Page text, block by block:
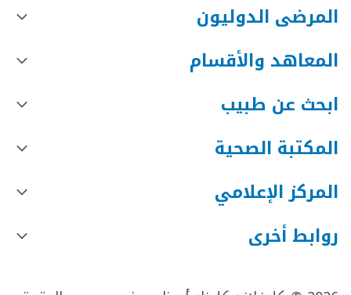
المرضى الدوليون
المعاهد والأقسام
ابحث عن طبيب
المكتبة الصحية
المركز الإعلامي
روابط أخرى